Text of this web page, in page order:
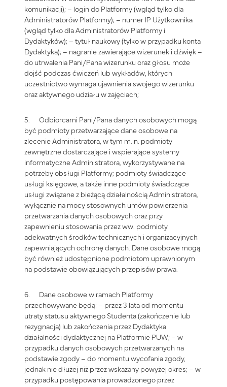
komunikacji); – login do Platformy (wgląd tylko dla
Administratorów Platformy); – numer IP Użytkownika
(wgląd tylko dla Administratorów Platformy i
Dydaktyków); – tytuł naukowy (tylko w przypadku konta
Dydaktyka); – nagranie zawierające wizerunek i dźwięk –
do utrwalenia Pani/Pana wizerunku oraz głosu może
dojść podczas ćwiczeń lub wykładów, których
uczestnictwo wymaga ujawnienia swojego wizerunku
oraz aktywnego udziału w zajęciach;
5. Odbiorcami Pani/Pana danych osobowych mogą
być podmioty przetwarzające dane osobowe na
zlecenie Administratora, w tym m.in. podmioty
zewnętrzne dostarczające i wspierające systemy
informatyczne Administratora, wykorzystywane na
potrzeby obsługi Platformy; podmioty świadczące
usługi księgowe, a także inne podmioty świadczące
usługi związane z bieżącą działalnością Administratora,
wyłącznie na mocy stosownych umów powierzenia
przetwarzania danych osobowych oraz przy
zapewnieniu stosowania przez ww. podmioty
adekwatnych środków technicznych i organizacyjnych
zapewniających ochronę danych. Dane osobowe mogą
być również udostępnione podmiotom uprawnionym
na podstawie obowiązujących przepisów prawa.
6. Dane osobowe w ramach Platformy
przechowywane będą: – przez 3 lata od momentu
utraty statusu aktywnego Studenta (zakończenie lub
rezygnacja) lub zakończenia przez Dydaktyka
działalności dydaktycznej na Platformie PUW; – w
przypadku danych osobowych przetwarzanych na
podstawie zgody – do momentu wycofania zgody,
jednak nie dłużej niż przez wskazany powyżej okres; – w
przypadku postępowania prowadzonego przez